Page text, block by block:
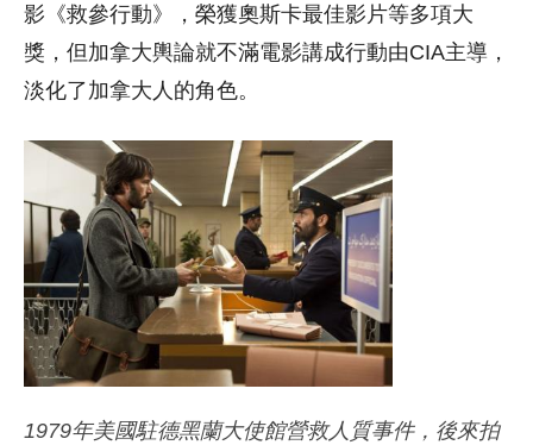
影《救參行動》，榮獲奧斯卡最佳影片等多項大
獎，但加拿大輿論就不滿電影講成行動由CIA主導，
淡化了加拿大人的角色。
1979年美國駐德黑蘭大使館營救人質事件，後來拍